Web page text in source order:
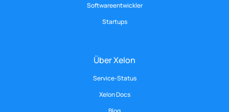
Softwareentwickler
Startups
Über Xelon
Service-Status
Xelon Docs